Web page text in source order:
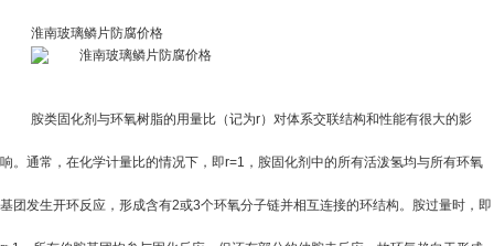
淮南玻璃鳞片防腐价格
胺类固化剂与环氧树脂的用量比（记为r）对体系交联结构和性能有很大的影
响。通常，在化学计量比的情况下，即r=1 ，胺固化剂中的所有活泼氢均与所有环氧
基团发生开环反应，形成含有2或3个环氧分子链并相互连接的环结构。胺过量时，即